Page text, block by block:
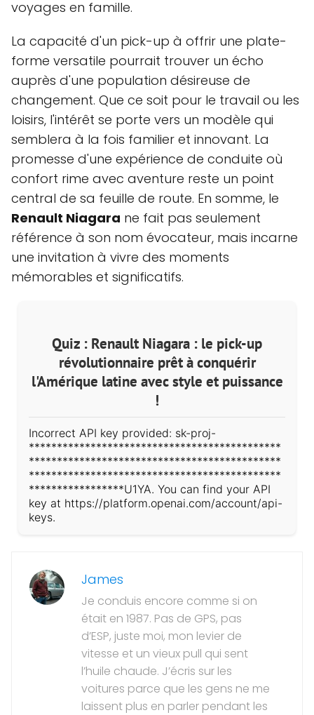
voyages en famille.
La capacité d'un pick-up à offrir une plate-
forme versatile pourrait trouver un écho
auprès d'une population désireuse de
changement. Que ce soit pour le travail ou les
loisirs, l'intérêt se porte vers un modèle qui
semblera à la fois familier et innovant. La
promesse d'une expérience de conduite où
confort rime avec aventure reste un point
central de sa feuille de route. En somme, le
Renault Niagara ne fait pas seulement
référence à son nom évocateur, mais incarne
une invitation à vivre des moments
mémorables et significatifs.
Quiz : Renault Niagara : le pick-up
révolutionnaire prêt à conquérir
l'Amérique latine avec style et puissance
!
Incorrect API key provided: sk-proj-
*********************************************
*********************************************
*********************************************
*****************U1YA. You can find your API
key at https://platform.openai.com/account/api-
keys.
James
Je conduis encore comme si on
était en 1987. Pas de GPS, pas
d’ESP, juste moi, mon levier de
vitesse et un vieux pull qui sent
l’huile chaude. J’écris sur les
voitures parce que les gens ne me
laissent plus en parler pendant les